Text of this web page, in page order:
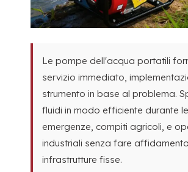
Le pompe dell'acqua portatili
servizio immediato,
strumento in base al problema.
fluidi in modo efficiente durante le
emergenze, compiti agricoli, e
industriali senza fare
infrastrutture fisse.